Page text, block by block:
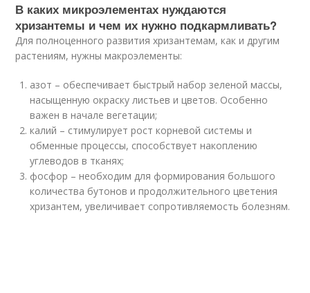
В каких микроэлементах нуждаются
хризантемы и чем их нужно подкармливать?
Для полноценного развития хризантемам, как и другим
растениям, нужны макроэлементы:
азот – обеспечивает быстрый набор зеленой массы,
насыщенную окраску листьев и цветов. Особенно
важен в начале вегетации;
калий – стимулирует рост корневой системы и
обменные процессы, способствует накоплению
углеводов в тканях;
фосфор – необходим для формирования большого
количества бутонов и продолжительного цветения
хризантем, увеличивает сопротивляемость болезням.